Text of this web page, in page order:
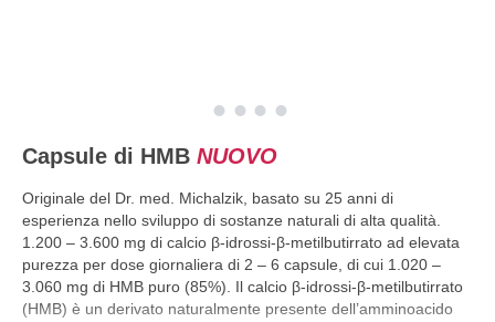
Capsule di HMB NUOVO
Originale del Dr. med. Michalzik, basato su 25 anni di
esperienza nello sviluppo di sostanze naturali di alta qualità.
1.200 – 3.600 mg di calcio β-idrossi-β-metilbutirrato ad elevata
purezza per dose giornaliera di 2 – 6 capsule, di cui 1.020 –
3.060 mg di HMB puro (85%). Il calcio β-idrossi-β-metilbutirrato
(HMB) è un derivato naturalmente presente dell’amminoacido